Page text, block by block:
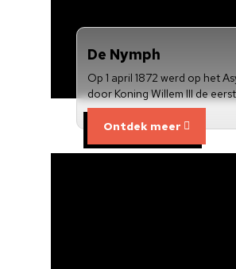
De Nymph
Op 1 april 1872 werd op het
door Koning Willem III de
Ontdek meer